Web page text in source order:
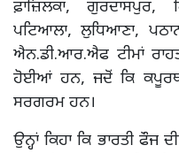
ਫ਼ਾਜ਼ਿਲਕਾ,
ਪਟਿਆਲਾ, ਲੁਧਿਆਣਾ,
ਐਨ.ਡੀ.ਆਰ.ਐਫ ਟੀਮਾਂ
ਹੋਈਆਂ ਹਨ, ਜਦੋਂ ਕਿ
ਸਰਗਰਮ ਹਨ।
ਉਨ੍ਹਾਂ ਕਿਹਾ ਕਿ ਭਾਰਤੀ